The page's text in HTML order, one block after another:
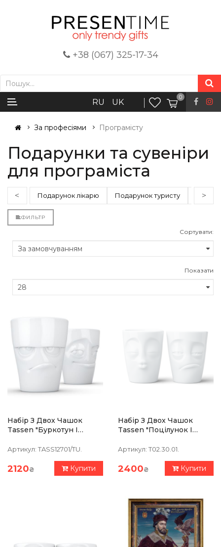
+38 (067) 325-17-34
RU UK
0
За професіями Програмісту
Подарунки та сувеніри
для програміста
< Подарунок лікарю Подарунок туристу >
ФИЛЬТР
Сортувати:
Показати
Набір З Двох Чашок
Tassen "Буркотун І
Порцеляна
Артикул: TASS12701/TU.
2120₴ Купити
Набір З Двох Чашок
Tassen "Поцілунок І
Порцеляна
Артикул: T02.30.01.
2400₴ Купити